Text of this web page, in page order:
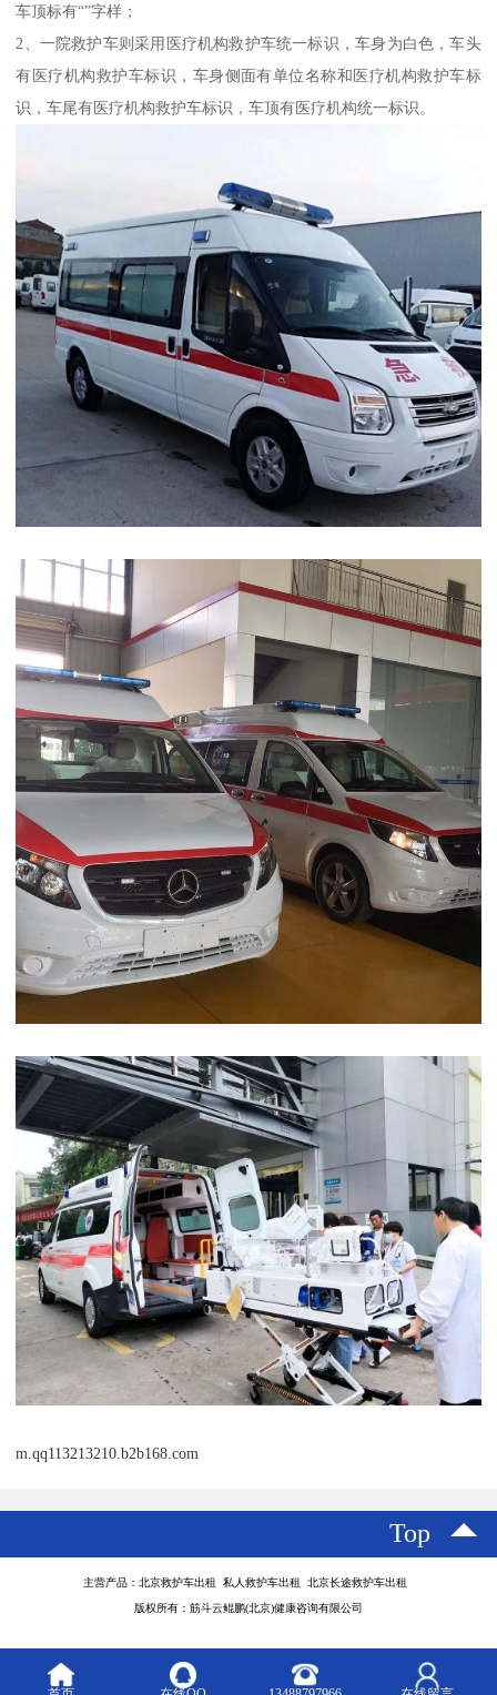
车顶标有“”字样；
2、一院救护车则采用医疗机构救护车统一标识，车身为白色，车头
有医疗机构救护车标识，车身侧面有单位名称和医疗机构救护车标
识，车尾有医疗机构救护车标识，车顶有医疗机构统一标识。
m.qq113213210.b2b168.com
Top
主营产品：北京救护车出租 私人救护车出租 北京长途救护车出租
版权所有：筋斗云鲲鹏(北京)健康咨询有限公司